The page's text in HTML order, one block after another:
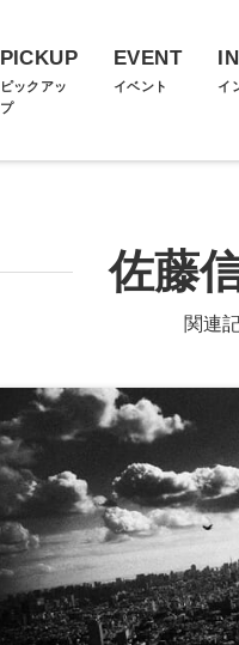
PICKUP
ピックアッ
プ
EVENT
イベント イ
佐藤
関連